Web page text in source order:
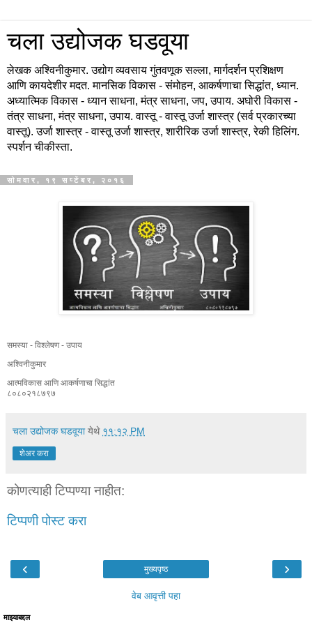
चला उद्योजक घडवूया
लेखक अश्विनीकुमार. उद्योग व्यवसाय गुंतवणूक सल्ला, मार्गदर्शन प्रशिक्षण
आणि कायदेशीर मदत. मानसिक विकास - संमोहन, आकर्षणाचा सिद्धांत, ध्यान.
अध्यात्मिक विकास - ध्यान साधना, मंत्र साधना, जप, उपाय. अघोरी विकास -
तंत्र साधना, मंत्र साधना, उपाय. वास्तू - वास्तू उर्जा शास्त्र (सर्व प्रकारच्या
वास्तू). उर्जा शास्त्र - वास्तू उर्जा शास्त्र, शारीरिक उर्जा शास्त्र, रेकी हिलिंग.
स्पर्शन चीकीस्ता.
सोमवार, १९ सप्टेंबर, २०१६
समस्या - विश्लेषण - उपाय
अश्विनीकुमार
आत्मविकास आणि आकर्षणाचा सिद्धांत
८०८०२१८७९७
चला उद्योजक घडवूया येथे ११:१२ PM
शेअर करा
कोणत्याही टिप्पण्‍या नाहीत:
टिप्पणी पोस्ट करा
‹ ›
मुख्यपृष्ठ
वेब आवृत्ती पहा
माझ्याबद्दल